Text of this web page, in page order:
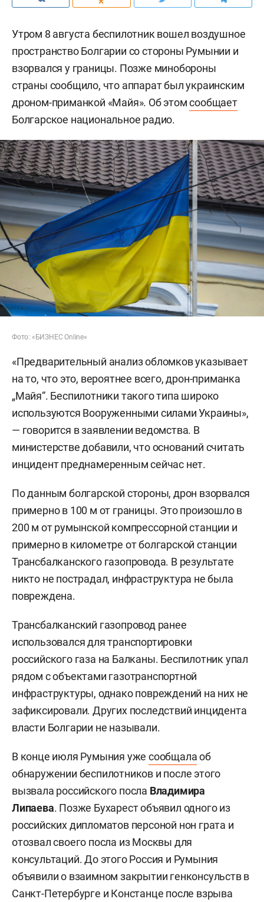
Утром 8 августа беспилотник вошел воздушное
пространство Болгарии со стороны Румынии и
взорвался у границы. Позже минобороны
страны сообщило, что аппарат был украинским
дроном-приманкой «Майя». Об этомсообщает
Болгарское национальное радио.
Фото: «БИЗНЕС Online»
«Предварительный анализ обломков указывает
на то, что это, вероятнее всего, дрон-приманка
„Майя“. Беспилотники такого типа широко
используются Вооруженными силами Украины»,
— говорится в заявлении ведомства. В
министерстве добавили, что оснований считать
инцидент преднамеренным сейчас нет.
По данным болгарской стороны, дрон взорвался
примерно в 100 м от границы. Это произошло в
200 м от румынской компрессорной станции и
примерно в километре от болгарской станции
Трансбалканского газопровода. В результате
никто не пострадал, инфраструктура не была
повреждена.
Трансбалканский газопровод ранее
использовался для транспортировки
российского газа на Балканы. Беспилотник упал
рядом с объектами газотранспортной
инфраструктуры, однако повреждений на них не
зафиксировали. Других последствий инцидента
власти Болгарии не называли.
В конце июля Румыния ужесообщалаоб
обнаружении беспилотников и после этого
вызвала российского посла Владимира
Липаева. Позже Бухарест объявил одного из
российских дипломатов персоной нон грата и
отозвал своего посла из Москвы для
консультаций. До этого Россия и Румыния
объявили о взаимном закрытии генконсульств в
Санкт-Петербурге и Констанце после взрыва